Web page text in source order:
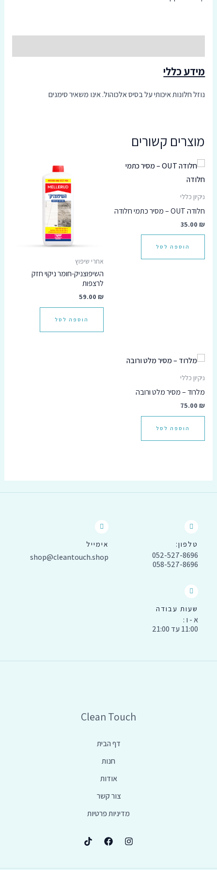
אפס
כל
cached
מידע כללי
נוזל חלונות איכותי על בסיס אלכוהול. אינו משאיר סימנים
מוצרים קשורים
ניקיון כללי
חלודה OUT – מסיר כתמי חלודה
35.00₪
הוספה לסל
אחרי שיפוץ
השיפוצניק-חומר ניקוי חזק
לרצפות
59.00 ₪
הוספה לסל
ניקיון כללי
מלרוד – מסיר מלט ורובה
75.00₪
הוספה לסל
טלפון:
052-527-8696
058-527-8696
אימייל
shop@cleantouch.shop
שעות עבודה
א - ו :
11:00 עד 21:00
Clean Touch
דף הבית
חנות
אודות
צור קשר
מדיניות פרטיות